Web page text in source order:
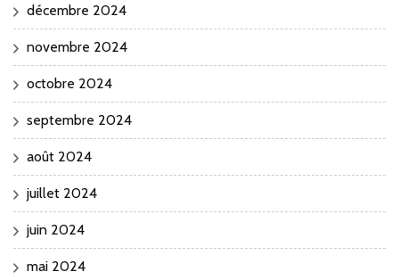
décembre 2024
novembre 2024
octobre 2024
septembre 2024
août 2024
juillet 2024
juin 2024
mai 2024